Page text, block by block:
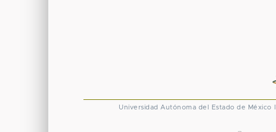
Universidad Autónoma del Estado de México